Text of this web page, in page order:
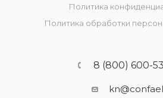
Политика
Политика обработки
8 (800) 600-